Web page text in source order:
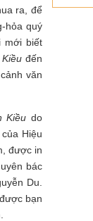
ra, để
hỏa quý
mới biết
đến
văn
Kiều do
Hiệu
được in
bác
Du.
bạn